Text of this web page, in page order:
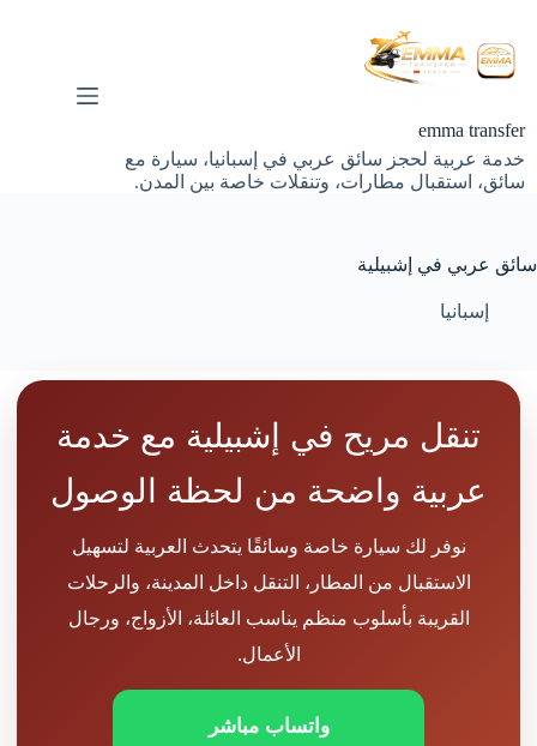
المحتوى
emma transfer
خدمة عربية لحجز سائق عربي في إسبانيا، سيارة مع
سائق، استقبال مطارات، وتنقلات خاصة بين المدن.
سائق عربي في إشبيلية
إسبانيا
تنقل مريح في إشبيلية مع خدمة
عربية واضحة من لحظة الوصول
نوفر لك سيارة خاصة وسائقًا يتحدث العربية لتسهيل
الاستقبال من المطار، التنقل داخل المدينة، والرحلات
القريبة بأسلوب منظم يناسب العائلة، الأزواج، ورجال
الأعمال.
واتساب مباشر